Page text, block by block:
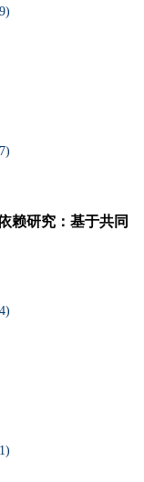
)
)
赖研究：基于共同
)
)